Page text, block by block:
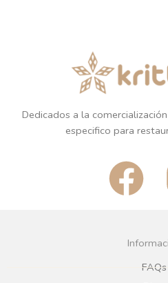
Dedicados a la
especifico para
F
a
c
FAQs